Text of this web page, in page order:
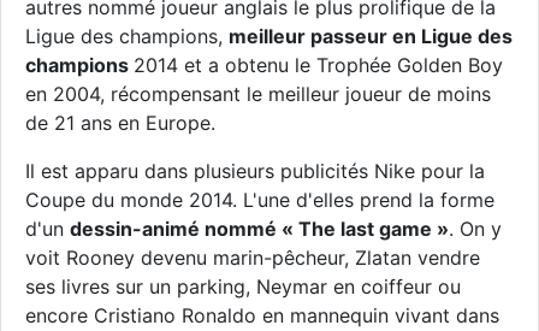
autres nommé joueur anglais le plus prolifique de la
Ligue des champions, meilleur passeur en Ligue des
champions 2014 et a obtenu le Trophée Golden Boy
en 2004, récompensant le meilleur joueur de moins
de 21 ans en Europe.
Il est apparu dans plusieurs publicités Nike pour la
Coupe du monde 2014. L'une d'elles prend la forme
d'un dessin-animé nommé « The last game ». On y
voit Rooney devenu marin-pêcheur, Zlatan vendre
ses livres sur un parking, Neymar en coiffeur ou
encore Cristiano Ronaldo en mannequin vivant dans